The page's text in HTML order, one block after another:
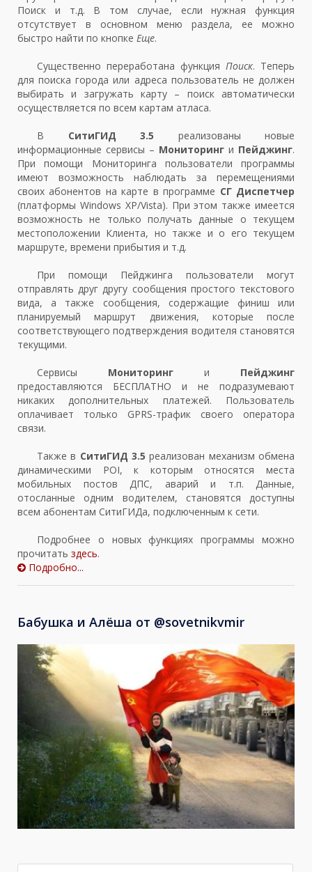
Поиск и т.д. В том случае, если нужная функция
отсутствует в основном меню раздела, ее можно
быстро найти по кнопке Еще.
Существенно переработана функция Поиск. Теперь
для поиска города или адреса пользователь не должен
выбирать и загружать карту – поиск автоматически
осуществляется по всем картам атласа.
В СитиГИД 3.5 реализованы новые
информационные сервисы – Мониторинг и Пейджинг.
При помощи Мониторинга пользователи программы
имеют возможность наблюдать за перемещениями
своих абонентов на карте в программе СГ Диспетчер
(платформы Windows XP/Vista). При этом также имеется
возможность не только получать данные о текущем
местоположении Клиента, но также и о его текущем
маршруте, времени прибытия и т.д.
При помощи Пейджинга пользователи могут
отправлять друг другу сообщения простого текстового
вида, а также сообщения, содержащие финиш или
планируемый маршрут движения, которые после
соответствующего подтверждения водителя становятся
текущими.
Сервисы Мониторинг и Пейджинг
предоставляются БЕСПЛАТНО и не подразумевают
никаких дополнительных платежей. Пользователь
оплачивает только GPRS-трафик своего оператора
связи.
Также в СитиГИД 3.5 реализован механизм обмена
динамическими POI, к которым относятся места
мобильных постов ДПС, аварий и т.п. Данные,
отосланные одним водителем, становятся доступны
всем абонентам СитиГИДа, подключенным к сети.
Подробнее о новых функциях программы можно
прочитать здесь.
Подробно...
Бабушка и Алёша от @sovetnikvmir